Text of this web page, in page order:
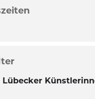
Lübecker